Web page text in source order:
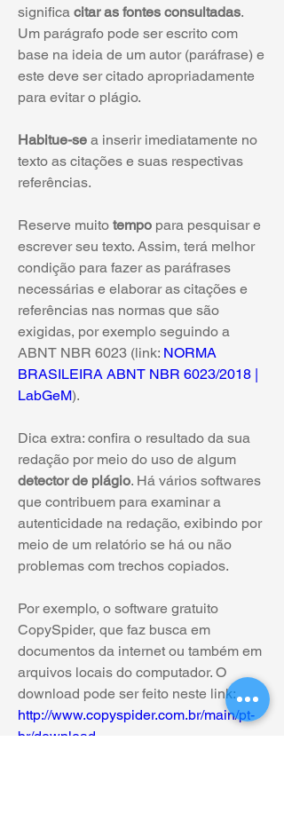
significa citar as fontes consultadas.
Um parágrafo pode ser escrito com
base na ideia de um autor (paráfrase) e
este deve ser citado apropriadamente
para evitar o plágio.
Habitue-se a inserir imediatamente no
texto as citações e suas respectivas
referências.
Reserve muito tempo para pesquisar e
escrever seu texto. Assim, terá melhor
condição para fazer as paráfrases
necessárias e elaborar as citações e
referências nas normas que são
exigidas, por exemplo seguindo a
ABNT NBR 6023 (link: NORMA
BRASILEIRA ABNT NBR 6023/2018 |
LabGeM).
Dica extra: confira o resultado da sua
detector de plágio. Há vários softwares
que contribuem para examinar a
autenticidade na redação, exibindo por
meio de um relatório se há ou não
problemas com trechos copiados.
Por exemplo, o software gratuito
CopySpider, que faz busca em
documentos da internet ou também em
arquivos locais do computador. O
download pode ser feito neste link:
http://www.copyspider.com.br/main/pt-
br/download